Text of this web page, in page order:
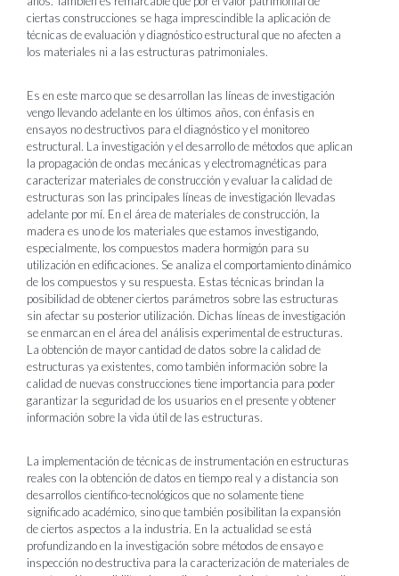
ciertas construcciones se haga imprescindible la aplicación de
técnicas de evaluación y diagnóstico estructural que no afecten a
los materiales ni a las estructuras patrimoniales.
Es en este marco que se desarrollan las líneas de investigación
vengo llevando adelante en los últimos años, con énfasis en
ensayos no destructivos para el diagnóstico y el monitoreo
estructural. La investigación y el desarrollo de métodos que aplican
la propagación de ondas mecánicas y electromagnéticas para
caracterizar materiales de construcción y evaluar la calidad de
estructuras son las principales líneas de investigación llevadas
adelante por mí. En el área de materiales de construcción, la
madera es uno de los materiales que estamos investigando,
especialmente, los compuestos madera hormigón para su
utilización en edificaciones. Se analiza el comportamiento dinámico
de los compuestos y su respuesta. Estas técnicas brindan la
posibilidad de obtener ciertos parámetros sobre las estructuras
sin afectar su posterior utilización. Dichas líneas de investigación
se enmarcan en el área del análisis experimental de estructuras.
La obtención de mayor cantidad de datos sobre la calidad de
estructuras ya existentes, como también información sobre la
calidad de nuevas construcciones tiene importancia para poder
garantizar la seguridad de los usuarios en el presente y obtener
información sobre la vida útil de las estructuras.
La implementación de técnicas de instrumentación en estructuras
reales con la obtención de datos en tiempo real y a distancia son
desarrollos científico-tecnológicos que no solamente tiene
significado académico, sino que también posibilitan la expansión
de ciertos aspectos a la industria. En la actualidad se está
profundizando en la investigación sobre métodos de ensayo e
inspección no destructiva para la caracterización de materiales de